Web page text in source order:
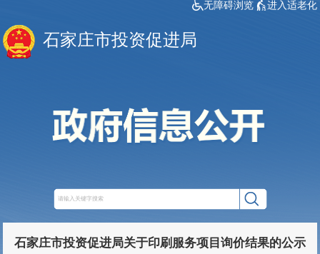
无障碍浏览 进入适老化
石家庄市投资促进局
石家庄市投资促进局关于印刷服务项目询价结果的公示